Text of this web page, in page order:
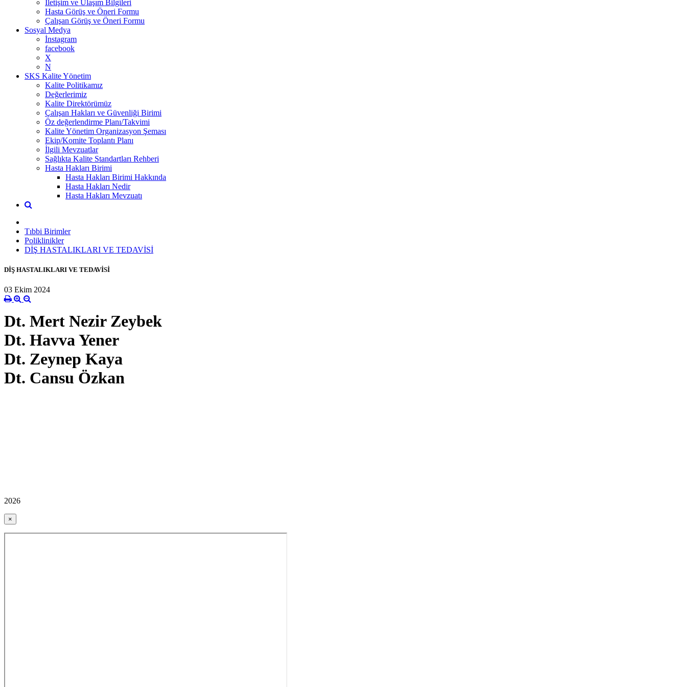
İletişim ve Ulaşım Bilgileri
Hasta Görüş ve Öneri Formu
Çalışan Görüş ve Öneri Formu
Sosyal Medya
İnstagram
facebook
X
N
SKS Kalite Yönetim
Kalite Politikamız
Değerlerimiz
Kalite Direktörümüz
Çalışan Hakları ve Güvenliği Birimi
Öz değerlendirme Planı/Takvimi
Kalite Yönetim Organizasyon Şeması
Ekip/Komite Toplantı Planı
İlgili Mevzuatlar
Sağlıkta Kalite Standartları Rehberi
Hasta Hakları Birimi
Hasta Hakları Birimi Hakkında
Hasta Hakları Nedir
Hasta Hakları Mevzuatı
Tıbbi Birimler
Poliklinikler
DİŞ HASTALIKLARI VE TEDAVİSİ
DİŞ HASTALIKLARI VE TEDAVİSİ
03 Ekim 2024
Dt. Mert Nezir Zeybek
Dt. Havva Yener
Dt. Zeynep Kaya
Dt. Cansu Özkan
2026
×